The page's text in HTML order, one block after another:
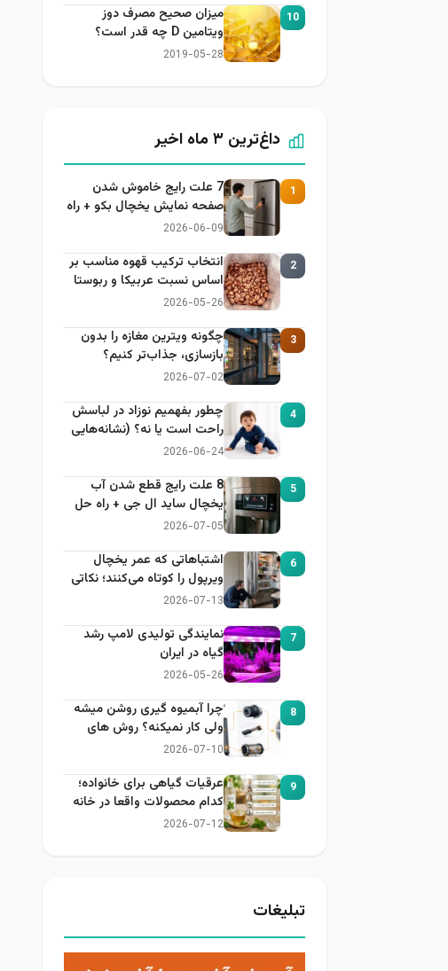
10
میزان صحیح مصرف دوز
ویتامین D چه قدر است؟
2019-05-28
داغ‌ترین ۳ ماه اخیر
1
7 علت رایج خاموش شدن
صفحه نمایش یخچال بکو + راه
حل
2026-06-09
2
انتخاب ترکیب قهوه مناسب بر
اساس نسبت عربیکا و ربوستا
2026-05-26
3
چگونه ویترین مغازه را بدون
بازسازی، جذاب‌تر کنیم؟
2026-07-02
4
چطور بفهمیم نوزاد در لباسش
راحت است یا نه؟ (نشانه‌هایی
که هر مادر باید بداند)
2026-06-24
5
8 علت رایج قطع شدن آب
یخچال ساید ال جی + راه حل
2026-07-05
6
اشتباهاتی که عمر یخچال
ویرپول را کوتاه می‌کنند؛ نکاتی
که باید بدانید
2026-07-13
7
نمایندگی تولیدی لامپ رشد
گیاه در ایران
2026-05-26
8
چرا آبمیوه گیری روشن میشه
ولی کار نمیکنه؟ روش های
عیب یابی
2026-07-10
9
عرقیات گیاهی برای خانواده؛
کدام محصولات واقعا در خانه
کاربرد دارند؟
2026-07-12
تبلیغات